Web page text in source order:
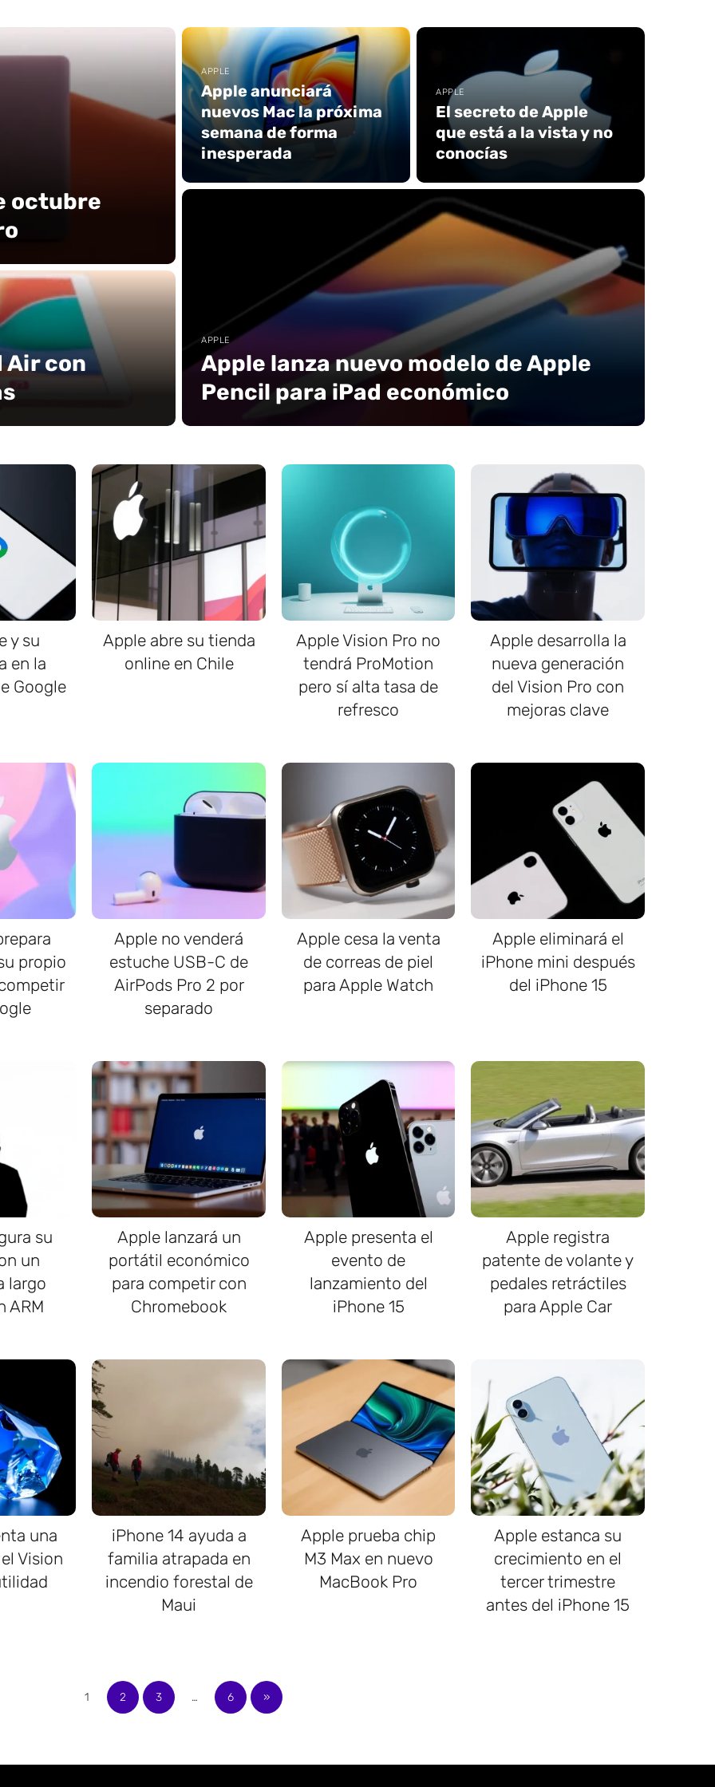
octubre
APPLE
Apple anunciará
nuevos Mac la próxima
semana de forma
inesperada
Air con
APPLE
El secreto de Apple
que está a la vista y no
conocías
APPLE
Apple lanza nuevo modelo de Apple
Pencil para iPad económico
y su
en la
Google
Apple abre su tienda
online en Chile
Apple Vision Pro no
tendrá ProMotion
pero sí alta tasa de
refresco
Apple desarrolla la
nueva generación
del Vision Pro con
mejoras clave
propio
Apple no venderá
estuche USB-C de
AirPods Pro 2 por
separado
Apple cesa la venta
de correas de piel
para Apple Watch
Apple eliminará el
iPhone mini después
del iPhone 15
su
un
largo
ARM
Apple lanzará un
portátil económico
para competir con
Chromebook
Apple presenta el
evento de
lanzamiento del
iPhone 15
Apple registra
patente de volante y
pedales retráctiles
para Apple Car
una
Vision
iPhone 14 ayuda a
familia atrapada en
incendio forestal de
Maui
Apple prueba chip
M3 Max en nuevo
MacBook Pro
Apple estanca su
crecimiento en el
tercer trimestre
antes del iPhone 15
1 2 3 … 6 »